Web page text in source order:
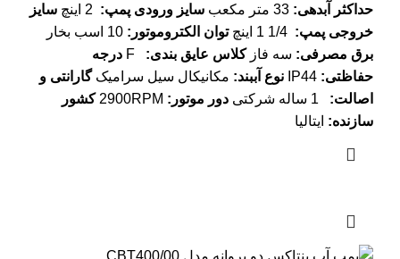
حداکثر آبدهی: سایز ورودی پمپ:
سایز
خروجی پمپ: 1/4 1 اینچ توان الکتروموتور :
برق مصرفی: سه فازکلاس عایق بندی:
درجه
حفاظتی: نوع آببند: مکانیکال سیل سرامیکگارانتی و
اصالت: دور موتور :
کشور
سازنده: ایتالیا